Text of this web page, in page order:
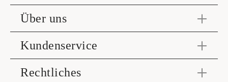
Über uns
Kundenservice
Rechtliches